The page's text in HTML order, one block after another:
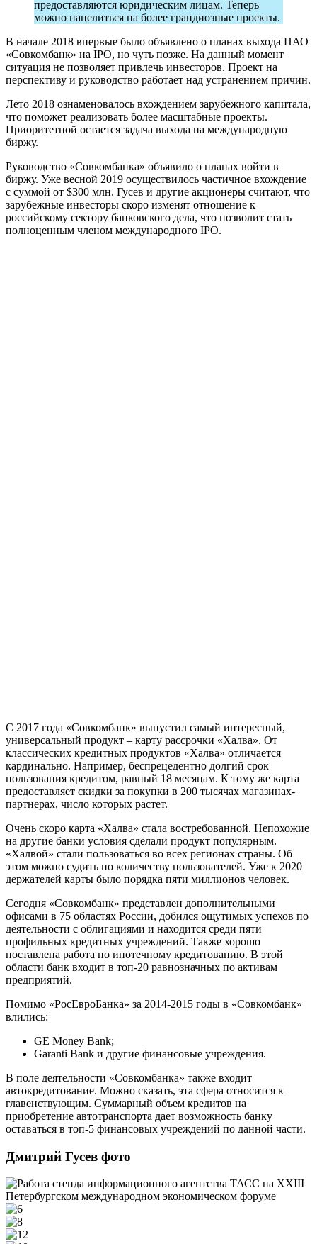
предоставляются юридическим лицам. Теперь
можно нацелиться на более грандиозные проекты.
В начале 2018 впервые было объявлено о планах выхода ПАО
«Совкомбанк» на IPO, но чуть позже. На данный момент
ситуация не позволяет привлечь инвесторов. Проект на
перспективу и руководство работает над устранением причин.
Лето 2018 ознаменовалось вхождением зарубежного капитала,
что поможет реализовать более масштабные проекты.
Приоритетной остается задача выхода на международную
биржу.
Руководство «Совкомбанка» объявило о планах войти в
биржу. Уже весной 2019 осуществилось частичное вхождение
с суммой от $300 млн. Гусев и другие акционеры считают, что
зарубежные инвесторы скоро изменят отношение к
российскому сектору банковского дела, что позволит стать
полноценным членом международного IPO.
С 2017 года «Совкомбанк» выпустил самый интересный,
универсальный продукт – карту рассрочки «Халва». От
классических кредитных продуктов «Халва» отличается
кардинально. Например, беспрецедентно долгий срок
пользования кредитом, равный 18 месяцам. К тому же карта
предоставляет скидки за покупки в 200 тысячах магазинах-
партнерах, число которых растет.
Очень скоро карта «Халва» стала востребованной. Непохожие
на другие банки условия сделали продукт популярным.
«Халвой» стали пользоваться во всех регионах страны. Об
этом можно судить по количеству пользователей. Уже к 2020
держателей карты было порядка пяти миллионов человек.
Сегодня «Совкомбанк» представлен дополнительными
офисами в 75 областях России, добился ощутимых успехов по
деятельности с облигациями и находится среди пяти
профильных кредитных учреждений. Также хорошо
поставлена работа по ипотечному кредитованию. В этой
области банк входит в топ-20 равнозначных по активам
предприятий.
Помимо «РосЕвроБанка» за 2014-2015 годы в «Совкомбанк»
влились:
GE Money Bank;
Garanti Bank и другие финансовые учреждения.
В поле деятельности «Совкомбанка» также входит
автокредитование. Можно сказать, эта сфера относится к
главенствующим. Суммарный объем кредитов на
приобретение автотранспорта дает возможность банку
оставаться в топ-5 финансовых учреждений по данной части.
Дмитрий Гусев фото